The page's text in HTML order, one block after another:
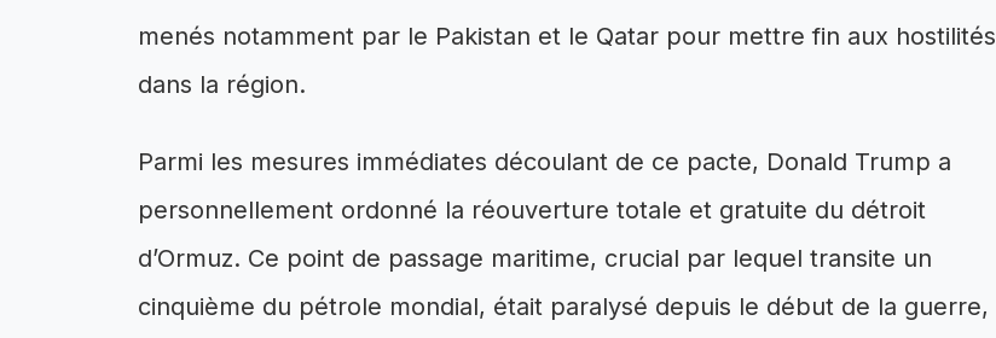
menés notamment par le Pakistan et le Qatar pour mettre fin aux hostilités
dans la région.
Parmi les mesures immédiates découlant de ce pacte, Donald Trump a
personnellement ordonné la réouverture totale et gratuite du détroit
d’Ormuz. Ce point de passage maritime, crucial par lequel transite un
cinquième du pétrole mondial, était paralysé depuis le début de la guerre,